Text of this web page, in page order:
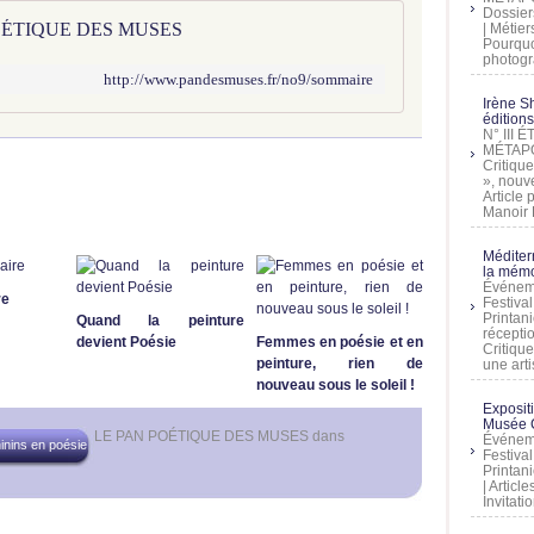
DES MUSES
http://www.pandesmuses.fr/no9/sommaire
Quand la peinture
devient Poésie
Femmes en poésie et en
peinture, rien de
nouveau sous le soleil !
LE PAN POÉTIQUE DES MUSES dans
en poésie
|
Irène
N° III
»,
Article
Manoir
la
une
Musée
|